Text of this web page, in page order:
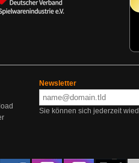
Newsletter
Sie können sich jederzeit